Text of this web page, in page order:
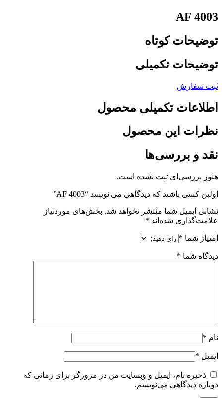
AF 4003
توضیحات کوتاه
توضیحات تکمیلی
ثبت سفارش
اطلاعات تکمیلی محصول
نظرات این محصول
نقد و بررسی‌ها
هنوز بررسی‌ای ثبت نشده است.
اولین کسی باشید که دیدگاهی می نویسد “AF 4003”
نشانی ایمیل شما منتشر نخواهد شد. بخش‌های موردنیاز
علامت‌گذاری شده‌اند *
امتیاز شما *
دیدگاه شما *
نام *
ایمیل *
ذخیره نام، ایمیل و وبسایت من در مرورگر برای زمانی که
دوباره دیدگاهی می‌نویسم.